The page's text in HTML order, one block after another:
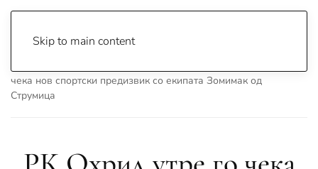
Skip to main content
чека нов спортски предизвик со екипата Зомимак од
Струмица